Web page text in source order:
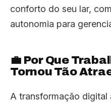
conforto do seu lar,
autonomia para
💼 Por Que
Tornou Tão
A transformação digital